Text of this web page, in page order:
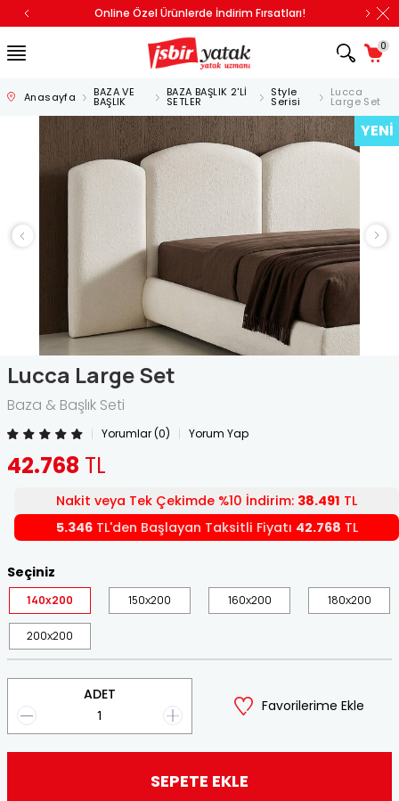
Online Özel Ürünlerde İndirim Fırsatları!
0
Anasayfa BAZA VE
BAŞLIK
BAZA BAŞLIK 2'Lİ
SETLER
Style
Serisi
Lucca
Large Set
YENI
Lucca Large Set
Baza & Başlık Seti
Yorumlar (0) Yorum Yap
42.768 TL
Nakit veya Tek Çekimde %10 İndirim: 38.491 TL
5.346TL'den Başlayan Taksitli Fiyatı 42.768 TL
Seçiniz
140x200 150x200 160x200 180x200
200x200
ADET
Favorilerime Ekle
SEPETE EKLE